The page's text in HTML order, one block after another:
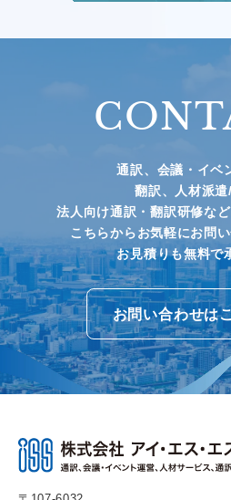
通訳、会議・イベ
翻訳、人材派遣/
法人向け通訳・翻訳研修な
こちらからお気軽にお問
お見積りも無料で
お問い合わせは